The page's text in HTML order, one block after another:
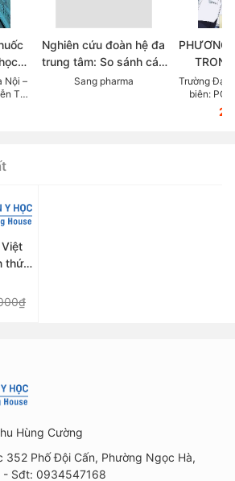
Nội –
Thị
Nghiên cứu đoàn hệ đa
trung tâm: So sánh các
chẹn beta trong thực tế
Sang pharma
PHƯƠNG
KHOA
LỰC
giảng
Trường Đại
biên:
thứ
Hùng Cường
352 Phố Đội Cấn, Phường Ngọc Hà,
- Sđt: 0934547168